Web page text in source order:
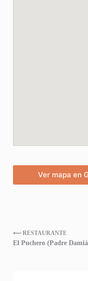
Ver mapa en
⟵ RESTAURANTE
El Puchero (Padre